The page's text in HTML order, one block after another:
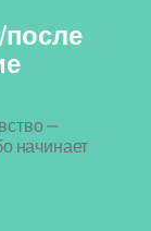
—
начинает